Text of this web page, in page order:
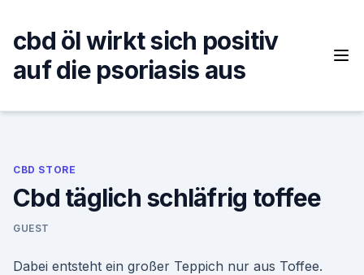
content
cbd öl wirkt sich positiv
auf die psoriasis aus
CBD STORE
Cbd täglich schläfrig toffee
GUEST
Dabei entsteht ein großer Teppich nur aus Toffee.